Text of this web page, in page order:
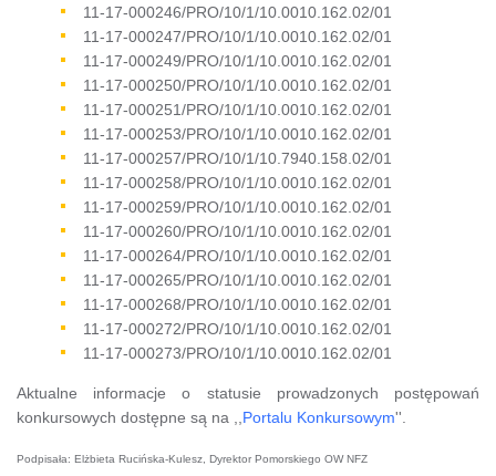
11-17-000246/PRO/10/1/10.0010.162.02/01
11-17-000247/PRO/10/1/10.0010.162.02/01
11-17-000249/PRO/10/1/10.0010.162.02/01
11-17-000250/PRO/10/1/10.0010.162.02/01
11-17-000251/PRO/10/1/10.0010.162.02/01
11-17-000253/PRO/10/1/10.0010.162.02/01
11-17-000257/PRO/10/1/10.7940.158.02/01
11-17-000258/PRO/10/1/10.0010.162.02/01
11-17-000259/PRO/10/1/10.0010.162.02/01
11-17-000260/PRO/10/1/10.0010.162.02/01
11-17-000264/PRO/10/1/10.0010.162.02/01
11-17-000265/PRO/10/1/10.0010.162.02/01
11-17-000268/PRO/10/1/10.0010.162.02/01
11-17-000272/PRO/10/1/10.0010.162.02/01
11-17-000273/PRO/10/1/10.0010.162.02/01
Aktualne informacje o statusie prowadzonych postępowań
konkursowych dostępne są na ,, Portalu Konkursowym''.
Podpisała: Elżbieta Rucińska-Kulesz, Dyrektor Pomorskiego OW NFZ